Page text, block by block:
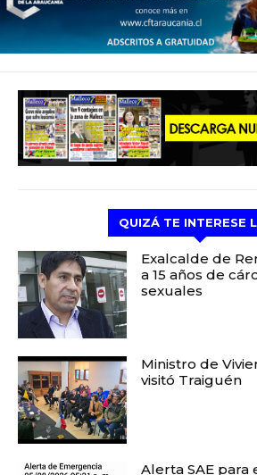
QUIZÁ TE INTERESE
Exalcalde de
a 15 años de
sexuales
Ministro de
visitó Traiguén
Alerta SAE para